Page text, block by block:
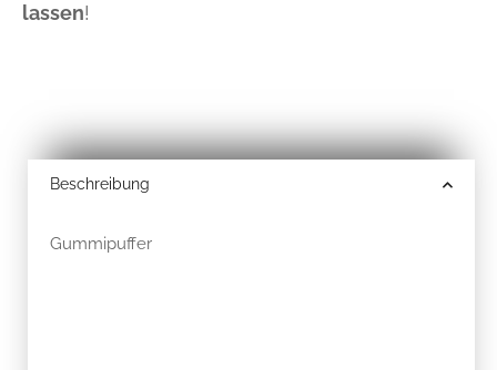
lassen!
Beschreibung
Gummipuffer